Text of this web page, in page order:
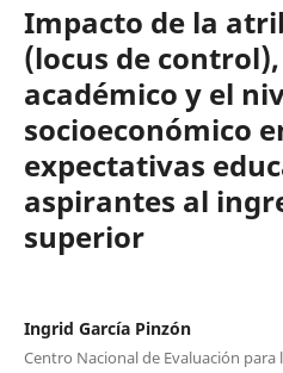
Impacto de la
(locus de
académico y el
socioeconómico
expectativas
aspirantes al
superior
Ingrid García Pinzón
Centro Nacional de Evaluación para